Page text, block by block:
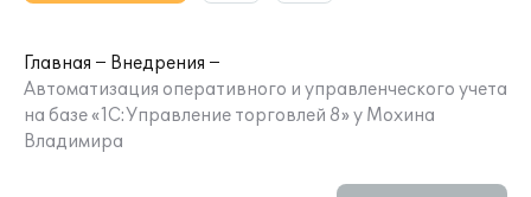
Главная
Внедрения
Автоматизация оперативного и управленческого учета
на базе «1С:Управление торговлей 8» у Мохина
Владимира